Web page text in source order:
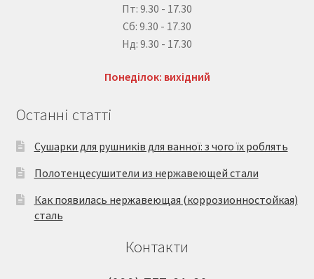
Пт: 9.30 - 17.30
Сб: 9.30 - 17.30
Нд: 9.30 - 17.30
Понеділок: вихідний
Останні статті
Сушарки для рушників для ванної: з чого їх роблять
Полотенцесушители из нержавеющей стали
Как появилась нержавеющая (коррозионностойкая)
сталь
Контакти